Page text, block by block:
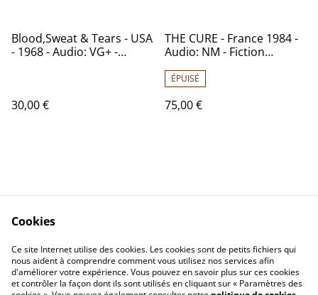
Blood,Sweat & Tears - USA
- 1968 - Audio: VG+ -
30,00 €
THE CURE - France 1984 -
Audio: NM - Fiction
ÉPUISÉ
75,00 €
Politique de
confidentialité
Politique de cookies
Calendrier:
Brocantes,Bourse...
Cookies
Ce site Internet utilise des cookies. Les cookies sont de petits fichiers qui
nous aident à comprendre comment vous utilisez nos services afin
d'améliorer votre expérience. Vous pouvez en savoir plus sur ces cookies
et contrôler la façon dont ils sont utilisés en cliquant sur « Paramètres des